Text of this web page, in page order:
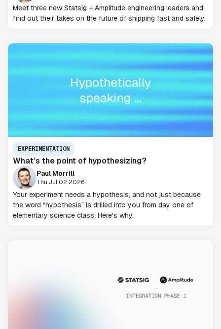
Meet three new Statsig + Amplitude engineering leaders and
find out their takes on the future of shipping fast and safely.
EXPERIMENTATION
What’s the point of hypothesizing?
Paul Morrill
Thu Jul 02 2026
Your experiment needs a hypothesis, and not just because
the word “hypothesis” is drilled into you from day one of
elementary science class. Here's why.